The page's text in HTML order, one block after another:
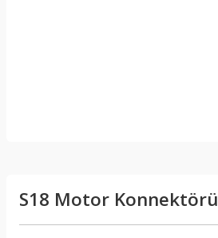
S18 Motor Konnektörü